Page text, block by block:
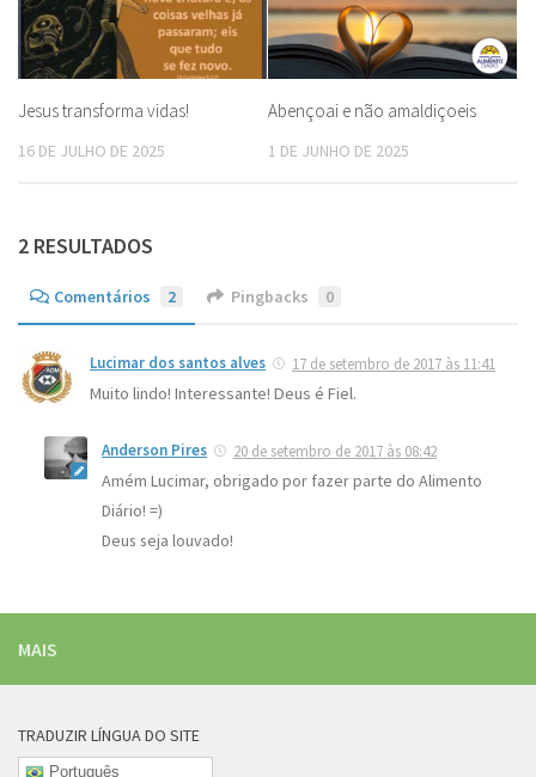
Jesus transforma vidas!
16 DE JULHO DE 2025
Abençoai e não amaldiçoeis
1 DE JUNHO DE 2025
2 RESULTADOS
Comentários 2 Pingbacks 0
Lucimar dos santos alves 17 de setembro de 2017 às 11:41
Muito lindo! Interessante! Deus é Fiel.
Anderson Pires 20 de setembro de 2017 às 08:42
Amém Lucimar, obrigado por fazer parte do Alimento
Diário! =)
Deus seja louvado!
MAIS
TRADUZIR LÍNGUA DO SITE
Português